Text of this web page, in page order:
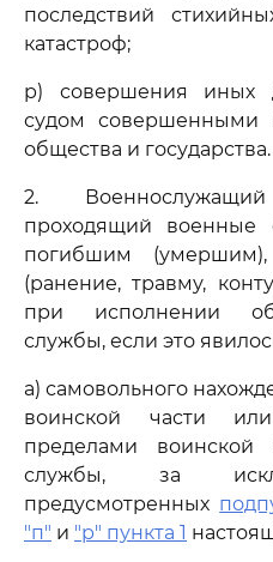
последствий
катастроф;
р) совершения иных
судом совершенными
общества и государства.
2.
проходящий военные
погибшим
(ранение, травму,
при исполнении
службы, если это
а) самовольного
воинской части
пределами воинской
службы, за
предусмотренных
"п" и "р" пункта 1